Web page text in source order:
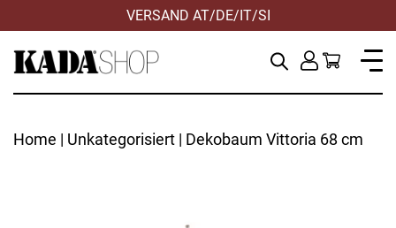
VERSAND AT/DE/IT/SI
Home | Unkategorisiert | Dekobaum Vittoria 68 cm